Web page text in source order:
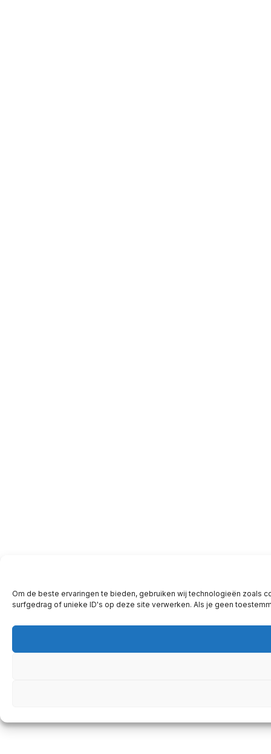
Om de beste ervaringen te bieden, gebruiken wij technologieën zoals
surfgedrag of unieke ID's op deze site verwerken. Als je geen